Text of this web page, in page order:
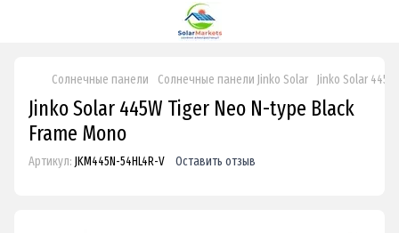
Солнечные панели Солнечные панели Jinko Solar Jinko Solar
Jinko Solar 445W Tiger Neo N-type Black
Frame Mono
Артикул: JKM445N-54HL4R-V Оставить отзыв